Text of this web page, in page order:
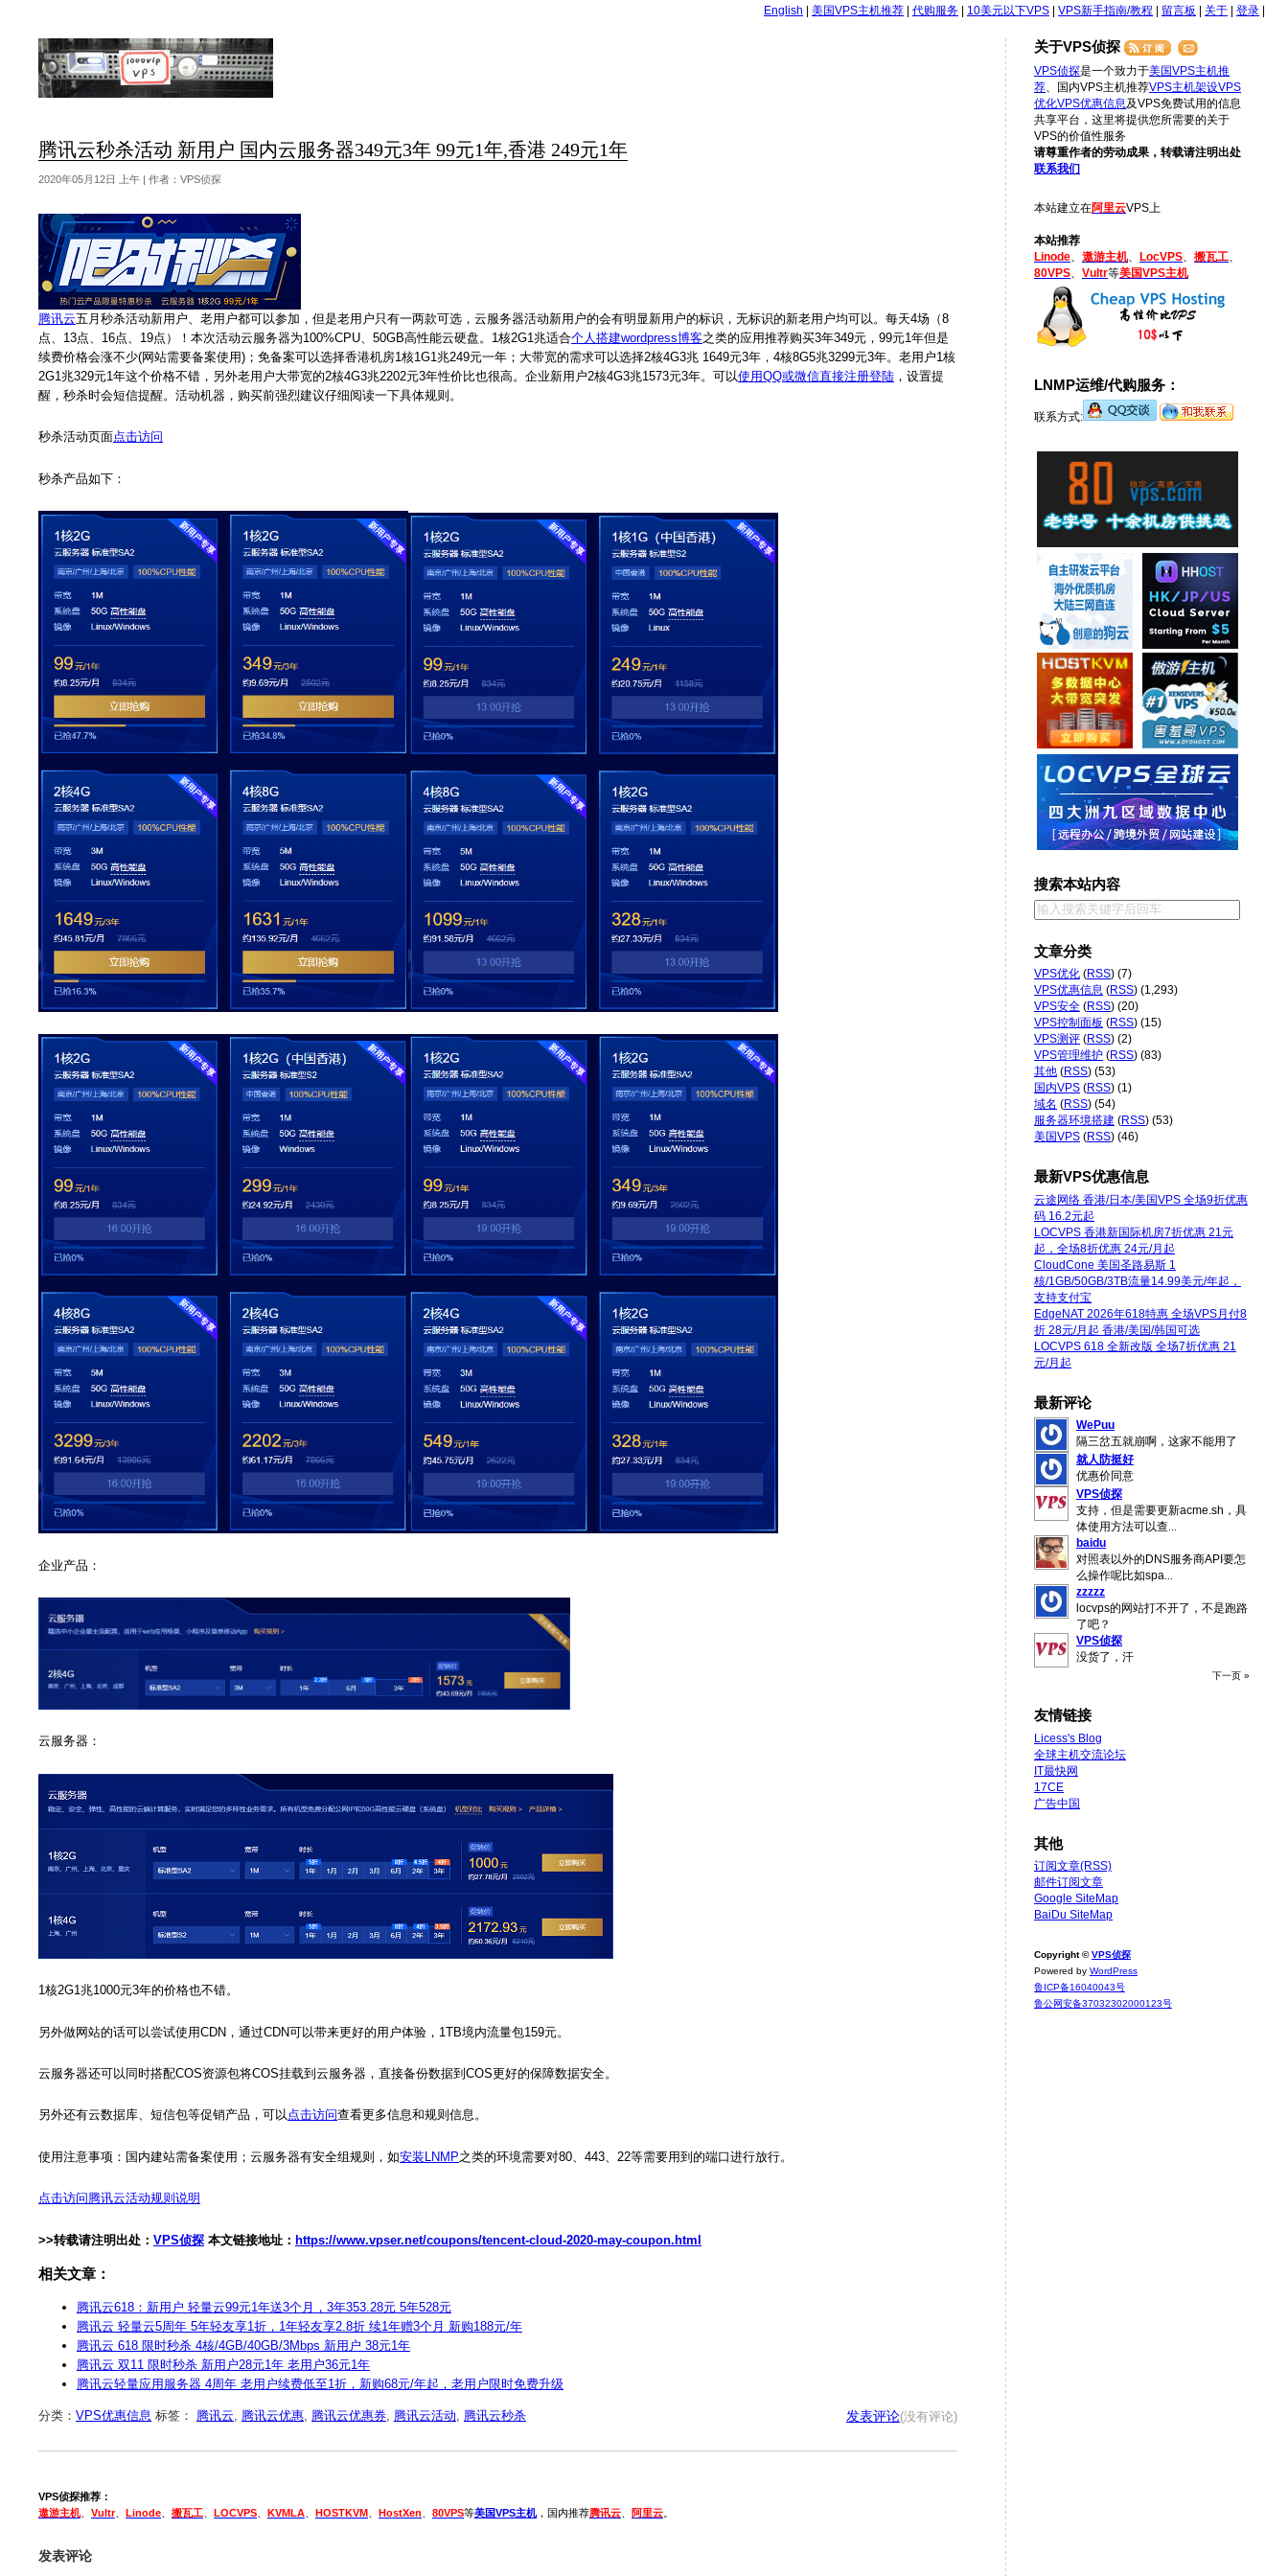
English 美国VPS主机推荐 代购服务 10美元以下VPS VPS新手指南/教程 留言板 关于 登录
腾讯云秒杀活动 新用户 国内云服务器349元3年 99元1年,香港 249元1年
2020年05月12日 上午 | 作者：VPS侦探
腾讯云五月秒杀活动新用户、老用户都可以参加，但是老用户只有一两款可选，云服务器活动新用户的会有明显新用户的标识，无标识的新老用户均可以。每天4场（8
点、13点、16点、19点）！本次活动云服务器为100%CPU、50GB高性能云硬盘。1核2G1兆适合个人搭建wordpress博客之类的应用推荐购买3年349元，99元1年但是
续费价格会涨不少(网站需要备案使用)；免备案可以选择香港机房1核1G1兆249元一年；大带宽的需求可以选择2核4G3兆 1649元3年，4核8G5兆3299元3年。老用户1核
2G1兆329元1年这个价格不错，另外老用户大带宽的2核4G3兆2202元3年性价比也很高。企业新用户2核4G3兆1573元3年。可以使用QQ或微信直接注册登陆 ，设置提
醒，秒杀时会短信提醒。活动机器，购买前强烈建议仔细阅读一下具体规则。
秒杀活动页面点击访问
秒杀产品如下：
企业产品：
云服务器：
1核2G1兆1000元3年的价格也不错。
另外做网站的话可以尝试使用CDN，通过CDN可以带来更好的用户体验，1TB境内流量包159元。
云服务器还可以同时搭配COS资源包将COS挂载到云服务器，直接备份数据到COS更好的保障数据安全。
另外还有云数据库、短信包等促销产品，可以点击访问查看更多信息和规则信息。
使用注意事项：国内建站需备案使用；云服务器有安全组规则，如安装LNMP之类的环境需要对80、443、22等需要用到的端口进行放行。
点击访问腾讯云活动规则说明
>>转载请注明出处： VPS侦探 本文链接地址： https://www.vpser.net/coupons/tencent-cloud-2020-may-coupon.html
相关文章：
腾讯云618：新用户 轻量云99元1年送3个月，3年353.28元 5年528元
腾讯云 轻量云5周年 5年轻友享1折，1年轻友享2.8折 续1年赠3个月 新购188元/年
腾讯云 618 限时秒杀 4核/4GB/40GB/3Mbps 新用户 38元1年
腾讯云 双11 限时秒杀 新用户28元1年 老用户36元1年
腾讯云轻量应用服务器 4周年 老用户续费低至1折，新购68元/年起，老用户限时免费升级
发表评论(没有评论)
分类： VPS优惠信息 标签： 腾讯云, 腾讯云优惠, 腾讯云优惠券, 腾讯云活动, 腾讯云秒杀
VPS侦探推荐：
遨游主机
Vultr、 Linode 搬瓦工 LOCVPS KVMLA HOSTKVM HostXen 80VPS等美国VPS主机 ，国内推荐腾讯云 阿里云。
发表评论
关于VPS侦探
VPS侦探是一个致力于美国VPS主机推
荐 、国内VPS主机推荐VPS主机架设VPS
优化VPS优惠信息 及VPS免费试用的信息
共享平台，这里将提供您所需要的关于
VPS的价值性服务
请尊重作者的劳动成果，转载请注明出处
联系我们
本站建立在阿里云VPS上
本站推荐
Linode
遨游主机、 LocVPS 搬瓦工
80VPS
Vultr等美国VPS主机
LNMP运维/代购服务：
联系方式:
搜索本站内容
文章分类
VPS优化 (RSS) (7)
VPS优惠信息 (RSS) (1,293)
VPS安全 (RSS) (20)
VPS控制面板 (RSS) (15)
VPS测评 (RSS) (2)
VPS管理维护 (RSS) (83)
其他 (RSS) (53)
国内VPS (RSS) (1)
域名 (RSS) (54)
服务器环境搭建 (RSS) (53)
美国VPS (RSS) (46)
最新VPS优惠信息
云途网络 香港/日本/美国VPS 全场9折优惠
码 16.2元起
LOCVPS 香港新国际机房7折优惠 21元
起，全场8折优惠 24元/月起
CloudCone 美国圣路易斯 1
核/1GB/50GB/3TB流量14.99美元/年起，
支持支付宝
EdgeNAT 2026年618特惠 全场VPS月付8
折 28元/月起 香港/美国/韩国可选
LOCVPS 618 全新改版 全场7折优惠 21
元/月起
最新评论
WePuu
隔三岔五就崩啊，这家不能用了
就人防挺好
优惠价同意
VPS侦探
支持，但是需要更新acme.sh，具
体使用方法可以查
baidu
对照表以外的DNS服务商API要怎
么操作呢比如spa
zzzzz
locvps的网站打不开了，不是跑路
了吧？
VPS侦探
没货了，汗
下一页 »
友情链接
Licess's Blog
全球主机交流论坛
IT最快网
17CE
广告中国
其他
订阅文章(RSS)
邮件订阅文章
Google SiteMap
BaiDu SiteMap
Copyright ©VPS侦探
Powered by WordPress
鲁ICP备16040043号
鲁公网安备37032302000123号